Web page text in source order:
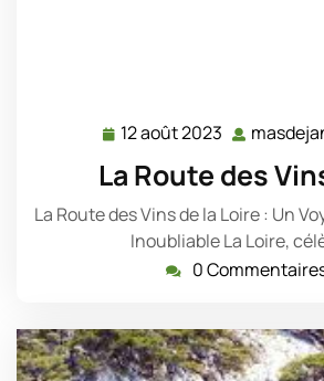
12 août 2023 12
août
2023
La Route des
La Route des Vins de la Loire : Un
Inoubliable La Loire,
0